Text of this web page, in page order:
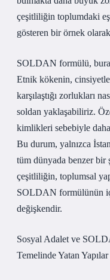
çeşitliliğin toplumdaki
gösteren bir örnek olarak
SOLDAN formülü,
Etnik kökenin,
karşılaştığı zorlukları
soldan yaklaşabiliriz.
kimlikleri sebebiyle
Bu durum, yalnızca
tüm dünyada benzer
çeşitliliğin, toplumsal
SOLDAN formülünün
değişkendir.
Sosyal Adalet ve
Temelinde Yatan Yapılar